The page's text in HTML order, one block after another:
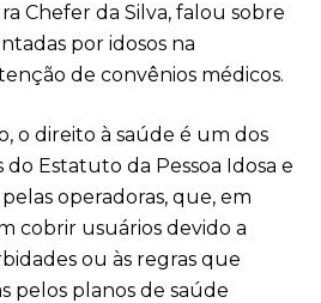
Chefer da Silva, falou sobre
por idosos na
de convênios médicos.
o direito à saúde é um dos
Estatuto da Pessoa Idosa e
operadoras, que, em
cobrir usuários devido a
ou às regras que
pelos planos de saúde